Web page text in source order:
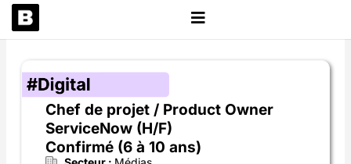
Aller
au
Chef de projet / Product Owner
ServiceNow (H/F)
Confirmé (6 à 10 ans)